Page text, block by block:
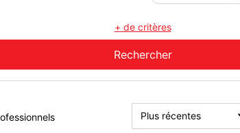
+ de critères